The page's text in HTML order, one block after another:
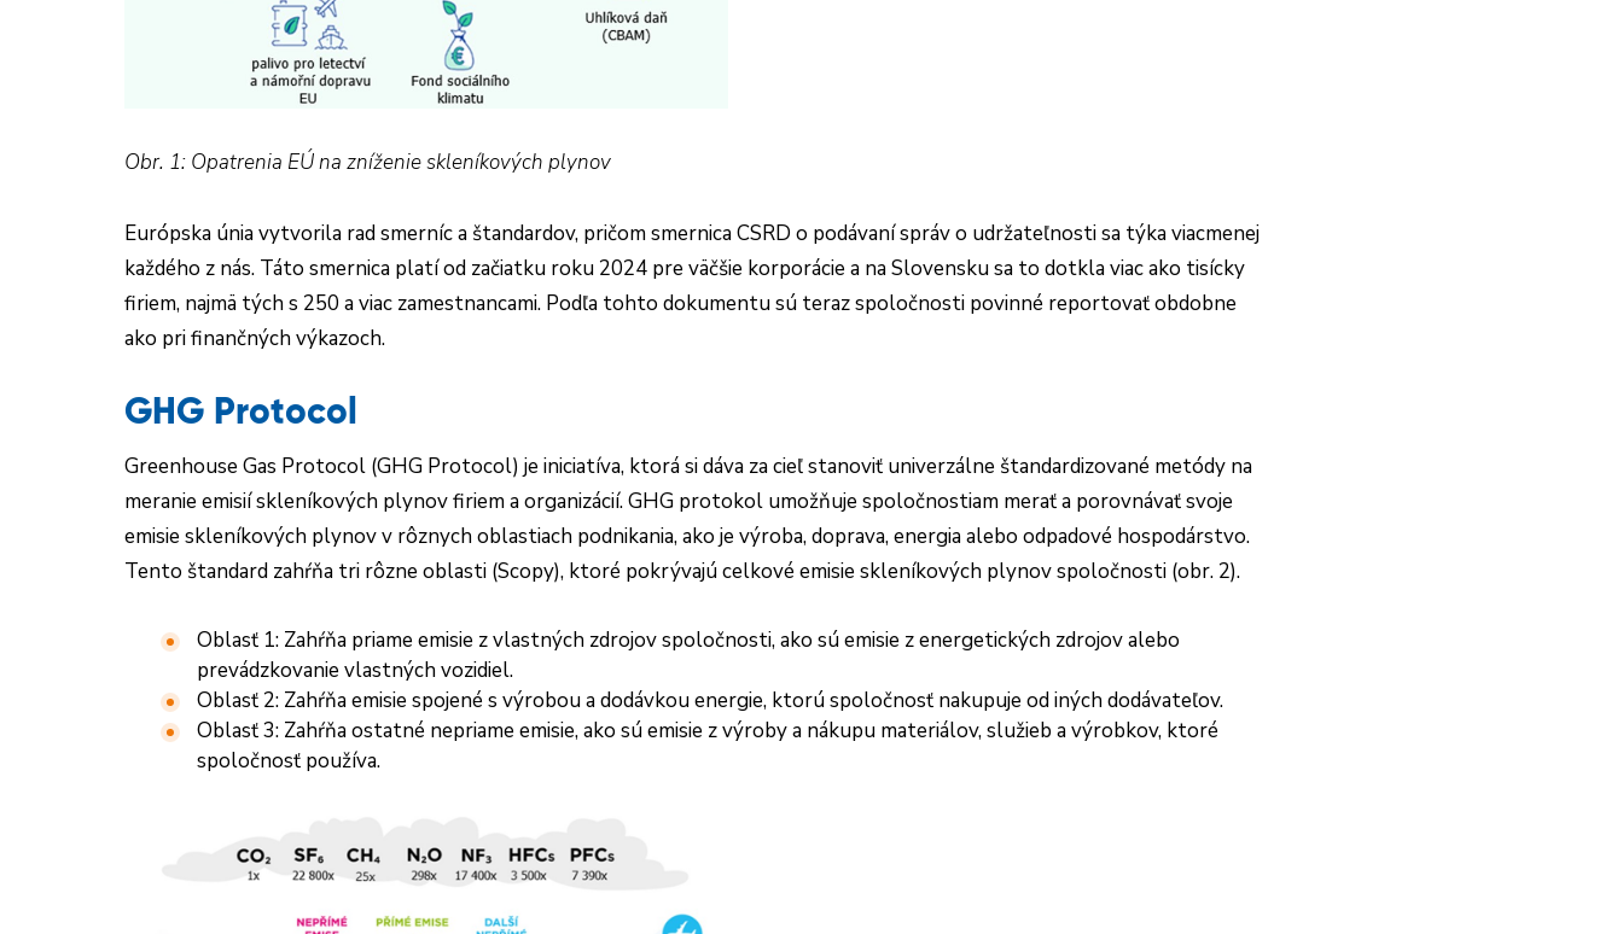
Obr. 1: Opatrenia EÚ na zníženie skleníkových plynov
Európska únia vytvorila rad smerníc a štandardov, pričom smernica CSRD o podávaní správ o udržateľnosti sa týka viacmenej
každého z nás. Táto smernica platí od začiatku roku 2024 pre väčšie korporácie a na Slovensku sa to dotkla viac ako tisícky
firiem, najmä tých s 250 a viac zamestnancami. Podľa tohto dokumentu sú teraz spoločnosti povinné reportovať obdobne
ako pri finančných výkazoch.
GHG Protocol
Greenhouse Gas Protocol (GHG Protocol) je iniciatíva, ktorá si dáva za cieľ stanoviť univerzálne štandardizované metódy na
meranie emisií skleníkových plynov firiem a organizácií. GHG protokol umožňuje spoločnostiam merať a porovnávať svoje
emisie skleníkových plynov v rôznych oblastiach podnikania, ako je výroba, doprava, energia alebo odpadové hospodárstvo.
Tento štandard zahŕňa tri rôzne oblasti (Scopy), ktoré pokrývajú celkové emisie skleníkových plynov spoločnosti (obr. 2).
Oblasť 1: Zahŕňa priame emisie z vlastných zdrojov spoločnosti, ako sú emisie z energetických zdrojov alebo
prevádzkovanie vlastných vozidiel.
Oblasť 2: Zahŕňa emisie spojené s výrobou a dodávkou energie, ktorú spoločnosť nakupuje od iných dodávateľov.
Oblasť 3: Zahŕňa ostatné nepriame emisie, ako sú emisie z výroby a nákupu materiálov, služieb a výrobkov, ktoré
spoločnosť používa.